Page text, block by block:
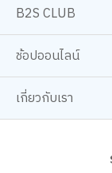
B2S CLUB
ช้อปออนไลน์
เกี่ยวกับเรา